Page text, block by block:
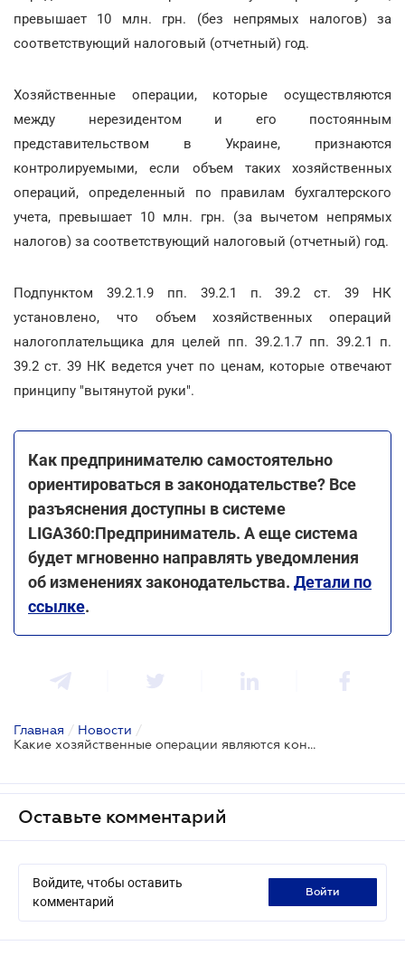
превышает 10 млн. грн. (без непрямых налогов) за
соответствующий налоговый (отчетный) год.
Хозяйственные операции, которые осуществляются
между нерезидентом и его постоянным
представительством в Украине, признаются
контролируемыми, если объем таких хозяйственных
операций, определенный по правилам бухгалтерского
учета, превышает 10 млн. грн. (за вычетом непрямых
налогов) за соответствующий налоговый (отчетный) год.
Подпунктом 39.2.1.9 пп. 39.2.1 п. 39.2 ст. 39 НК
установлено, что объем хозяйственных операций
налогоплательщика для целей пп. 39.2.1.7 пп. 39.2.1 п.
39.2 ст. 39 НК ведется учет по ценам, которые отвечают
принципу "вытянутой руки".
Как предпринимателю самостоятельно
ориентироваться в законодательстве? Все
разъяснения доступны в системе
LIGA360:Предприниматель. А еще система
будет мгновенно направлять уведомления
об изменениях законодательства. Детали по
ссылке.
Главная / Новости /
Какие хозяйственные операции являются контролируемыми - ГНС
Оставьте комментарий
Войдите, чтобы оставить
комментарий
войти